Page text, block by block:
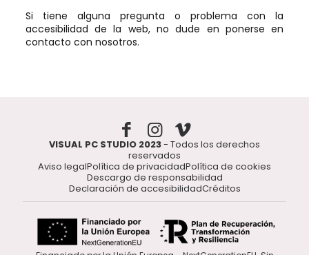
Si tiene alguna pregunta o problema con la
accesibilidad de la web, no dude en ponerse en
contacto con nosotros.
VISUAL PC STUDIO 2023- Todos los derechos
reservados
Aviso legalPolítica de privacidadPolítica de cookies
Descargo de responsabilidad
Declaración de accesibilidadCréditos